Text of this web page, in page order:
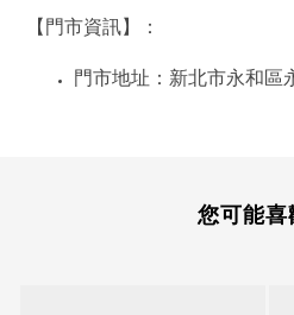
【門市資訊】：
門市地址：新北市永和區
您可能